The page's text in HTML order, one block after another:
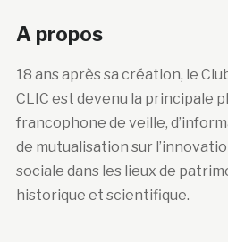
A propos
18 ans après sa création, le
CLIC est devenu la principale
francophone de veille,
de mutualisation sur
sociale dans les lieux de
historique et scientifique.